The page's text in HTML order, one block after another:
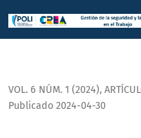
VOL. 6 NÚM. 1 (2024),
Publicado 2024-04-30